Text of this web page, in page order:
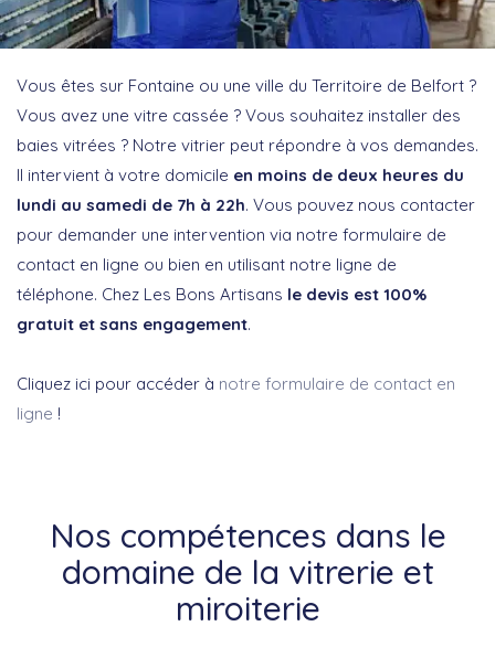
Vous êtes sur Fontaine ou une ville du Territoire de Belfort ?
Vous avez une vitre cassée ? Vous souhaitez installer des
baies vitrées ? Notre vitrier peut répondre à vos demandes.
Il intervient à votre domicile en moins de deux heures du
lundi au samedi de 7h à 22h. Vous pouvez nous contacter
pour demander une intervention via notre formulaire de
contact en ligne ou bien en utilisant notre ligne de
téléphone. Chez Les Bons Artisans le devis est 100%
gratuit et sans engagement.
Cliquez ici pour accéder à notre formulaire de contact en
ligne !
Nos compétences dans le
domaine de la vitrerie et
miroiterie